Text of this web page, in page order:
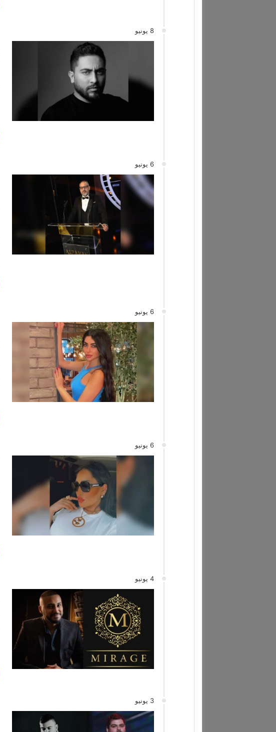
8 يونيو
6 يونيو
6 يونيو
6 يونيو
4 يونيو
3 يونيو